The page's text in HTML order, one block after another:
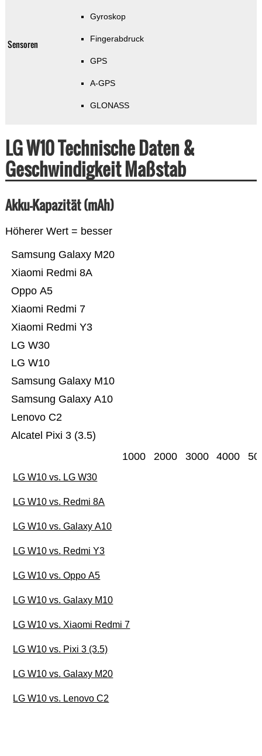
Sensoren
Gyroskop
Fingerabdruck
GPS
A-GPS
GLONASS
LG W10 Technische Daten &
Geschwindigkeit Maßstab
Akku-Kapazität (mAh)
Höherer Wert = besser
Alcatel Pixi 3 (3.5)
Lenovo C2
Samsung Galaxy A10
Samsung Galaxy M10
LG W10
LG W30
Xiaomi Redmi Y3
Xiaomi Redmi 7
Oppo A5
Xiaomi Redmi 8A
Samsung Galaxy M20
1000 2000 3000 4000
LG W10 vs. LG W30
LG W10 vs. Redmi 8A
LG W10 vs. Galaxy A10
LG W10 vs. Redmi Y3
LG W10 vs. Oppo A5
LG W10 vs. Galaxy M10
LG W10 vs. Xiaomi Redmi 7
LG W10 vs. Pixi 3 (3.5)
LG W10 vs. Galaxy M20
LG W10 vs. Lenovo C2